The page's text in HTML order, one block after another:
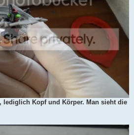
lediglich Kopf und Körper. Man sieht die